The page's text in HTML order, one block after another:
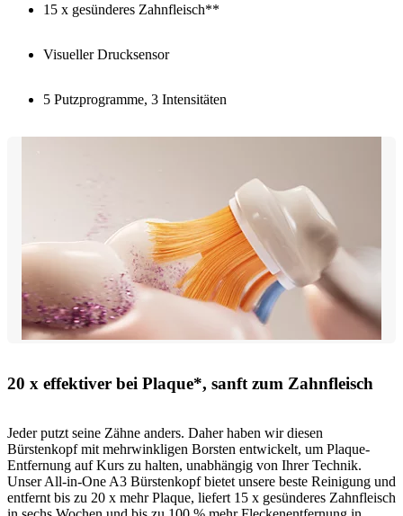
15 x gesünderes Zahnfleisch**
Visueller Drucksensor
5 Putzprogramme, 3 Intensitäten
20 x effektiver bei Plaque*, sanft zum Zahnfleisch
Jeder putzt seine Zähne anders. Daher haben wir diesen
Bürstenkopf mit mehrwinkligen Borsten entwickelt, um Plaque-
Entfernung auf Kurs zu halten, unabhängig von Ihrer Technik.
Unser All-in-One A3 Bürstenkopf bietet unsere beste Reinigung und
entfernt bis zu 20 x mehr Plaque, liefert 15 x gesünderes Zahnfleisch